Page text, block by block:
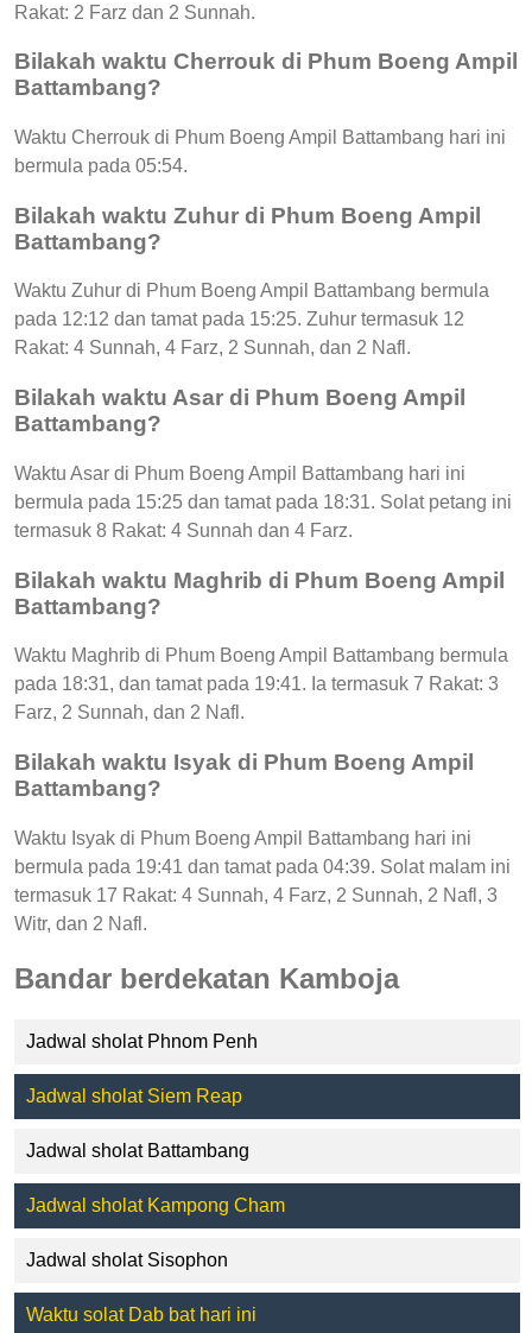
Rakat: 2 Farz dan 2 Sunnah.
Bilakah waktu Cherrouk di Phum Boeng Ampil
Battambang?
Waktu Cherrouk di Phum Boeng Ampil Battambang hari ini
bermula pada 05:54.
Bilakah waktu Zuhur di Phum Boeng Ampil
Battambang?
Waktu Zuhur di Phum Boeng Ampil Battambang bermula
pada 12:12 dan tamat pada 15:25. Zuhur termasuk 12
Rakat: 4 Sunnah, 4 Farz, 2 Sunnah, dan 2 Nafl.
Bilakah waktu Asar di Phum Boeng Ampil
Battambang?
Waktu Asar di Phum Boeng Ampil Battambang hari ini
bermula pada 15:25 dan tamat pada 18:31. Solat petang ini
termasuk 8 Rakat: 4 Sunnah dan 4 Farz.
Bilakah waktu Maghrib di Phum Boeng Ampil
Battambang?
Waktu Maghrib di Phum Boeng Ampil Battambang bermula
pada 18:31, dan tamat pada 19:41. Ia termasuk 7 Rakat: 3
Farz, 2 Sunnah, dan 2 Nafl.
Bilakah waktu Isyak di Phum Boeng Ampil
Battambang?
Waktu Isyak di Phum Boeng Ampil Battambang hari ini
bermula pada 19:41 dan tamat pada 04:39. Solat malam ini
termasuk 17 Rakat: 4 Sunnah, 4 Farz, 2 Sunnah, 2 Nafl, 3
Witr, dan 2 Nafl.
Bandar berdekatan Kamboja
Jadwal sholat Phnom Penh
Jadwal sholat Siem Reap
Jadwal sholat Battambang
Jadwal sholat Kampong Cham
Jadwal sholat Sisophon
Waktu solat Dab bat hari ini